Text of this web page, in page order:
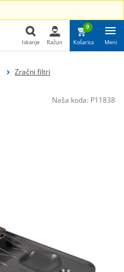
Iskanje Račun
0
Košarica Meni
Zračni filtri
Naša koda: P11838